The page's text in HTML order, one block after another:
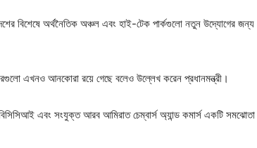
বিশেষে অর্থনৈতিক অঞ্চল এবং হাই-টেক পার্কগুলো নতুন উদ্যোগের জন্য
এখনও আনকোরা রয়ে গেছে বলেও উল্লেখ করেন প্রধানমন্ত্রী।
এবং সংযুক্ত আরব আমিরাত চেম্বার্স অ্যান্ড কমার্স একটি সমঝোতা